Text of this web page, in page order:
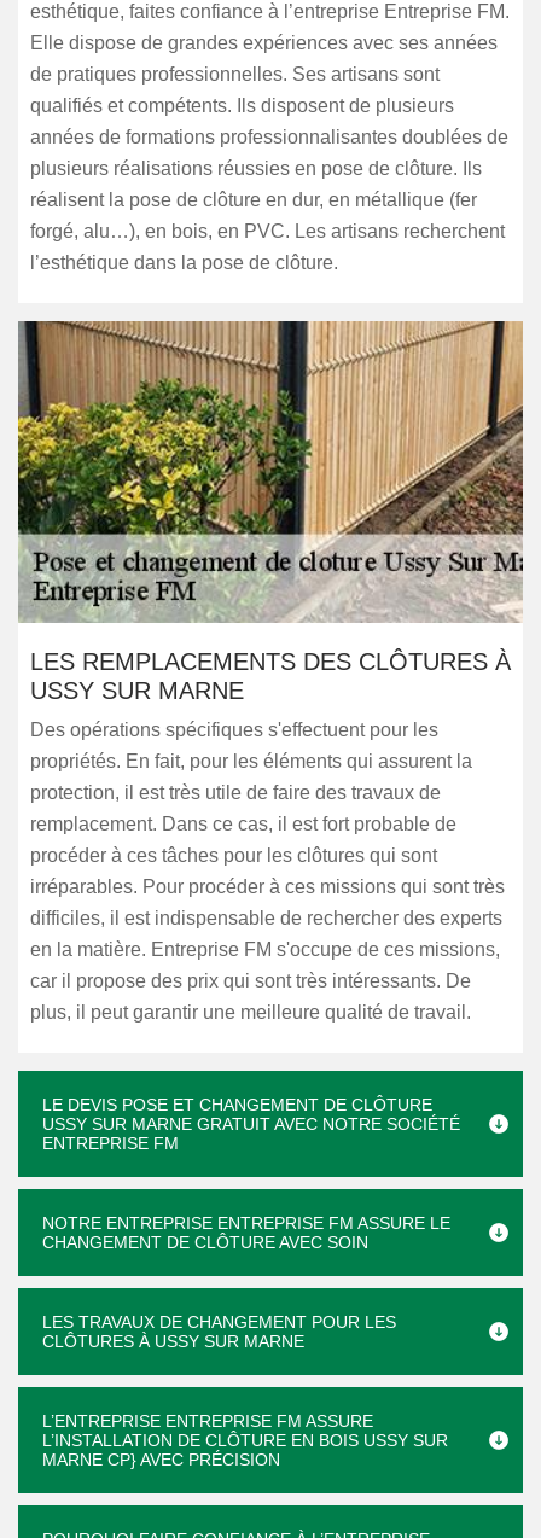
esthétique, faites confiance à l’entreprise Entreprise FM.
Elle dispose de grandes expériences avec ses années
de pratiques professionnelles. Ses artisans sont
qualifiés et compétents. Ils disposent de plusieurs
années de formations professionnalisantes doublées de
plusieurs réalisations réussies en pose de clôture. Ils
réalisent la pose de clôture en dur, en métallique (fer
forgé, alu…), en bois, en PVC. Les artisans recherchent
l’esthétique dans la pose de clôture.
LES REMPLACEMENTS DES CLÔTURES À
USSY SUR MARNE
Des opérations spécifiques s'effectuent pour les
propriétés. En fait, pour les éléments qui assurent la
protection, il est très utile de faire des travaux de
remplacement. Dans ce cas, il est fort probable de
procéder à ces tâches pour les clôtures qui sont
irréparables. Pour procéder à ces missions qui sont très
difficiles, il est indispensable de rechercher des experts
en la matière. Entreprise FM s'occupe de ces missions,
car il propose des prix qui sont très intéressants. De
plus, il peut garantir une meilleure qualité de travail.
LE DEVIS POSE ET CHANGEMENT DE CLÔTURE
USSY SUR MARNE GRATUIT AVEC NOTRE SOCIÉTÉ
ENTREPRISE FM
NOTRE ENTREPRISE ENTREPRISE FM ASSURE LE
CHANGEMENT DE CLÔTURE AVEC SOIN
LES TRAVAUX DE CHANGEMENT POUR LES
CLÔTURES À USSY SUR MARNE
L’ENTREPRISE ENTREPRISE FM ASSURE
L’INSTALLATION DE CLÔTURE EN BOIS USSY SUR
MARNE CP} AVEC PRÉCISION